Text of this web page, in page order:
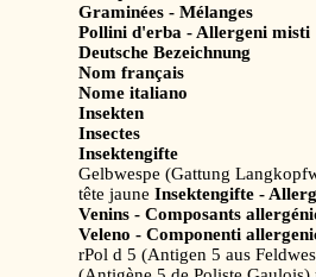
Graminées - Mélanges
Pollini d'erba - Allergeni misti
Deutsche Bezeichnung
Nom français
Nome italiano
Insekten
Insectes
Insektengifte
Gelbwespe (Gattung
tête jaune Insektengifte -
Venins - Composants
Veleno - Componenti
rPol d 5 (Antigen 5 aus